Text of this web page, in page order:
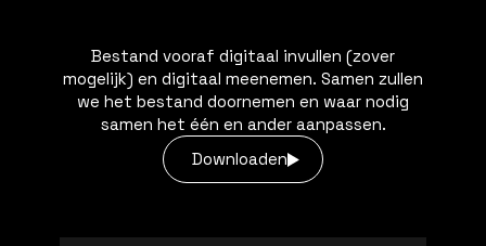
Bestand vooraf digitaal invullen (zover
mogelijk) en digitaal meenemen. Samen zullen
we het bestand doornemen en waar nodig
samen het één en ander aanpassen.
Downloaden